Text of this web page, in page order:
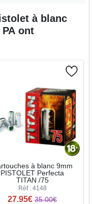
à blanc
ont
à blanc 9mm
PISTOLET Perfecta
TITAN /75
Réf : 4148
27.95€ 35.00€